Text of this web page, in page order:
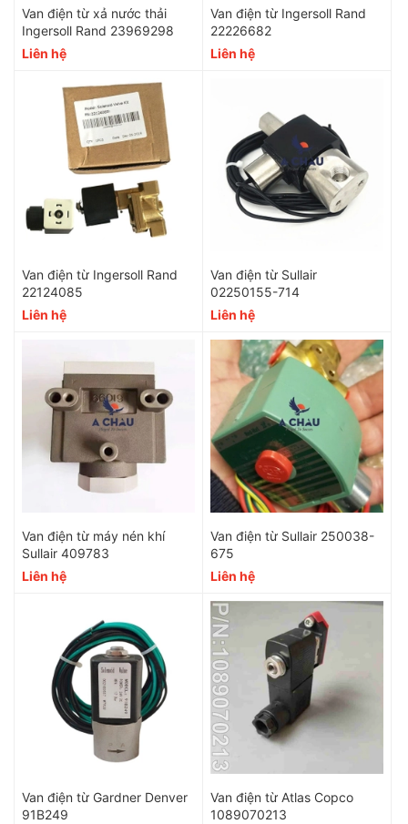
Van điện từ xả nước thải
Ingersoll Rand 23969298
Liên hệ
Van điện từ Ingersoll Rand
22226682
Liên hệ
Van điện từ Ingersoll Rand
22124085
Liên hệ
Van điện từ Sullair
02250155-714
Liên hệ
Van điện từ máy nén khí
Sullair 409783
Liên hệ
Van điện từ Sullair 250038-
675
Liên hệ
Van điện từ Gardner Denver
91B249
Van điện từ Atlas Copco
1089070213